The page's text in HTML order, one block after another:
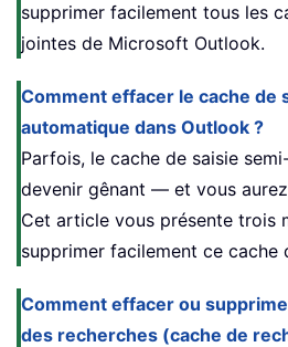
supprimer facilement tous les
jointes de Microsoft Outlook.
Comment effacer le cache de
automatique dans Outlook ?
Parfois, le cache de saisie
devenir gênant — et vous
Cet article vous présente trois
supprimer facilement ce cache
Comment effacer ou
des recherches (cache de